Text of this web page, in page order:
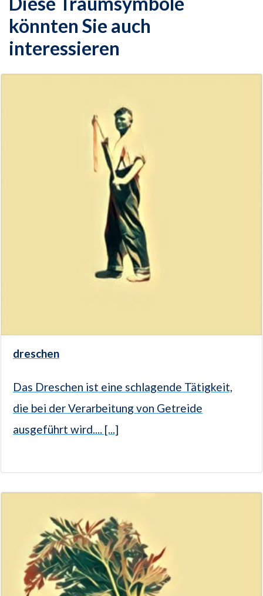
könnten Sie auch
interessieren
dreschen
Das Dreschen ist eine schlagende Tätigkeit,
die bei der Verarbeitung von Getreide
ausgeführt wird.... [...]